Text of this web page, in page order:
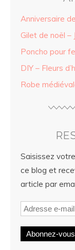
Anniversaire
Gilet de noël –
Poncho pour
DIY – Fleurs
Robe
Saisissez
ce blog et
article par
Abonnez-vous